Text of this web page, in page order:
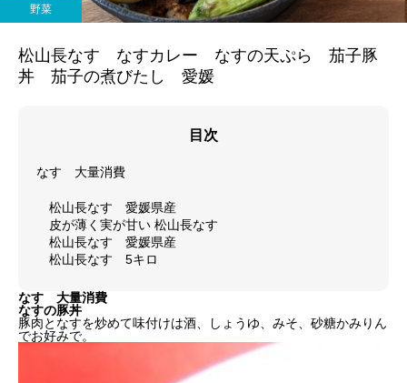
野菜
松山長なす なすカレー なすの天ぷら 茄子豚
丼 茄子の煮びたし 愛媛
目次
なす 大量消費
松山長なす 愛媛県産
皮が薄く実が甘い 松山長なす
松山長なす 愛媛県産
松山長なす 5キロ
なす 大量消費
なすの豚丼
豚肉となすを炒めて味付けは酒、しょうゆ、みそ、砂糖かみりん
でお好みで。